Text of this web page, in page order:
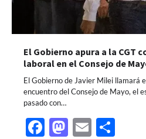
El Gobierno apura a la CGT
laboral en el Consejo de
El Gobierno de Javier Milei llamará
encuentro del Consejo de Mayo, el
pasado con…
Facebook
Mastodon
Email